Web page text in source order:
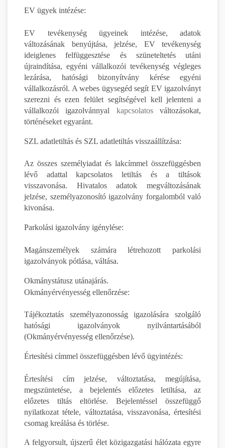
EV ügyek intézése:
EV tevékenység ügyeinek intézése, adatok
változásának benyújtása, jelzése, EV tevékenység
ideiglenes felfüggesztése és szüneteltetés utáni
újraindítása, egyéni vállalkozói tevékenység végleges
lezárása, hatósági bizonyítvány kérése egyéni
vállalkozásról. A webes ügysegéd segít EV igazolványt
szerezni és ezen felület segítségével kell jelenteni a
vállalkozói igazolvánnyal kapcsolatosváltozásokat,
történéseket egyaránt.
SZL adatletiltás és SZL adatletiltás visszaállítzása:
Az összes személyiadat és lakcímmel összefüggésben
lévő adattal kapcsolatos letiltás és a tiltások
visszavonása. Hivatalos adatok megváltozásának
jelzése, személyazonosító igazolvány forgalomból való
kivonása.
Parkolási igazolvány igénylése:
Magánszemélyek számára létrehozott parkolási
igazolványok pótlása, váltása.
Okmánystátusz utánajárás.
Okmányérvényesség ellenőrzése:
Tájékoztatás személyazonosság igazolására szolgáló
hatósági igazolványok nyilvántartásából
(Okmányérvényesség ellenőrzése).
Értesítési címmel összefüggésben lévő ügyintézés:
Értesítési cím jelzése, változtatása, megújítása,
megszüntetése, a bejelentés előzetes letiltása, az
előzetes tiltás eltörlése. Bejelentéssel összefüggő
nyilatkozat tétele, változtatása, visszavonása, értesítési
csomag kreálása és törlése.
A felgyorsult, újszerű élet közigazgatási hálózata egyre